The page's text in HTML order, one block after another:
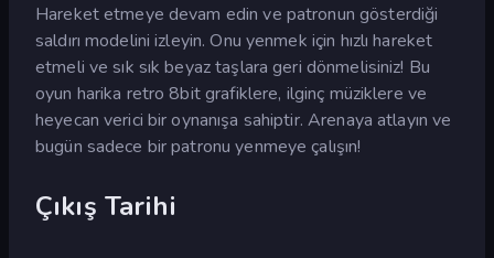
Hareket etmeye devam edin ve patronun gösterdiği
saldırı modelini izleyin. Onu yenmek için hızlı hareket
etmeli ve sık sık beyaz taşlara geri dönmelisiniz! Bu
oyun harika retro 8bit grafiklere, ilginç müziklere ve
heyecan verici bir oynanışa sahiptir. Arenaya atlayın ve
bugün sadece bir patronu yenmeye çalışın!
Çıkış Tarihi